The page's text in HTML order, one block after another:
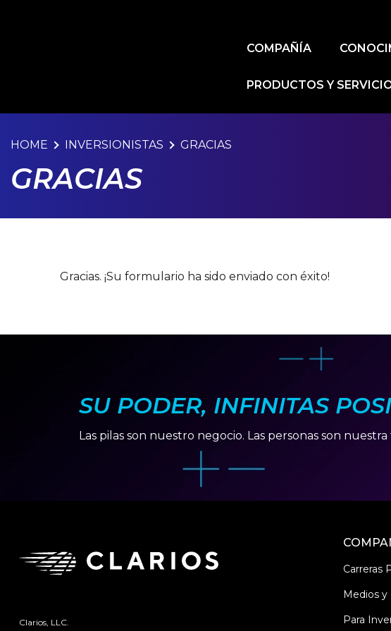
COMPAÑÍA
PRODUCTOS Y
HOME INVERSIONISTAS GRACIAS
GRACIAS
Gracias. ¡Su formulario ha sido enviado con éxito!
SU PODER, INFINITAS
Las pilas son nuestro negocio. Las personas son
Clarios, LLC.
Carreras
Medios y
Para